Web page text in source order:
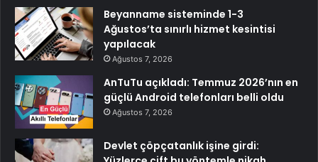
Beyanname sisteminde 1-3
Ağustos’ta sınırlı hizmet kesintisi
yapılacak
Ağustos 7, 2026
AnTuTu açıkladı: Temmuz 2026’nın en
güçlü Android telefonları belli oldu
Ağustos 7, 2026
Devlet çöpçatanlık işine girdi: